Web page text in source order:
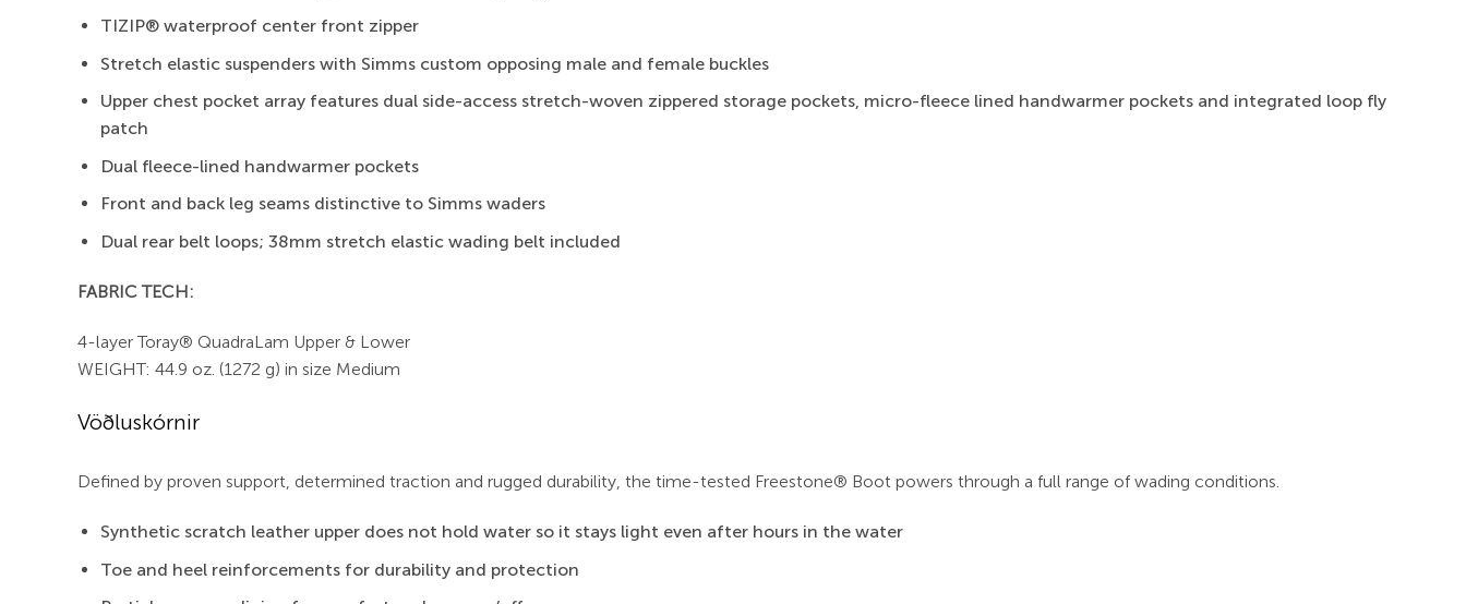
TIZIP® waterproof center front zipper
Stretch elastic suspenders with Simms custom opposing male and female buckles
Upper chest pocket array features dual side-access stretch-woven zippered storage pockets, micro-fleece lined handwarmer pockets and integrated loop fly
patch
Dual fleece-lined handwarmer pockets
Front and back leg seams distinctive to Simms waders
Dual rear belt loops; 38mm stretch elastic wading belt included
FABRIC TECH:
4-layer Toray® QuadraLam Upper & Lower
WEIGHT: 44.9 oz. (1272 g) in size Medium
Vöðluskórnir
Defined by proven support, determined traction and rugged durability, the time-tested Freestone® Boot powers through a full range of wading conditions.
Synthetic scratch leather upper does not hold water so it stays light even after hours in the water
Toe and heel reinforcements for durability and protection